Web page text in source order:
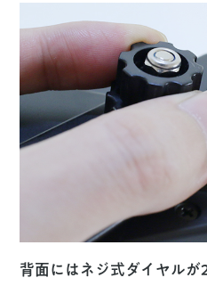
背面にはネジ式ダイヤルが2